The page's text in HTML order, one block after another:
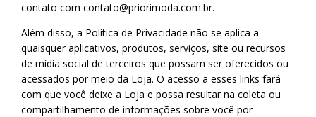
contato com contato@priorimoda.com.br.
Além disso, a Política de Privacidade não se aplica a
quaisquer aplicativos, produtos, serviços, site ou recursos
de mídia social de terceiros que possam ser oferecidos ou
acessados por meio da Loja. O acesso a esses links fará
com que você deixe a Loja e possa resultar na coleta ou
compartilhamento de informações sobre você por